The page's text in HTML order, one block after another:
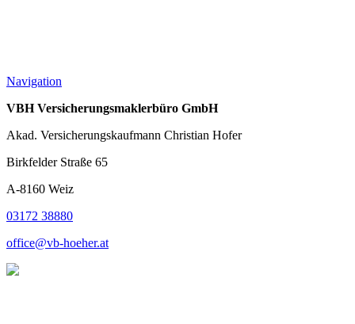
Navigation
VBH Versicherungsmaklerbüro GmbH
Akad. Versicherungskaufmann Christian Hofer
Birkfelder Straße 65
A-8160 Weiz
03172 38880
office@vb-hoeher.at